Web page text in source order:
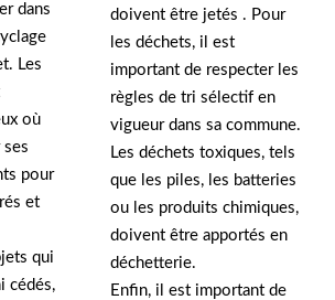
dans
Les
où
ses
pour
et
qui
cédés,
doivent être jetés . Pour
les déchets, il est
important de respecter les
règles de tri sélectif en
vigueur dans sa commune.
Les déchets toxiques, tels
que les piles, les batteries
ou les produits chimiques,
doivent être apportés en
déchetterie.
Enfin, il est important de